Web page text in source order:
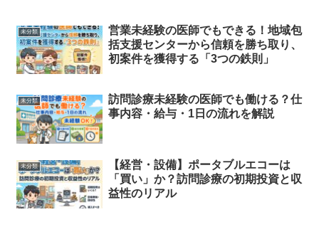
未分類
営業未経験の医師でもできる！地域包
括支援センターから信頼を勝ち取り、
初案件を獲得する「3つの鉄則」
未分類
訪問診療未経験の医師でも働ける？仕
事内容・給与・1日の流れを解説
未分類
【経営・設備】ポータブルエコーは
「買い」か？訪問診療の初期投資と収
益性のリアル